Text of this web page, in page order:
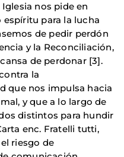
nos pide en
para la lucha
de pedir perdón
y la Reconciliación,
de perdonar [3].
la
que nos impulsa hacia
y que a lo largo de
distintos para hundir
enc. Fratelli tutti,
riesgo de